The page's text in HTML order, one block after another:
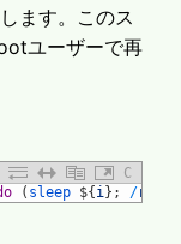
ます。このス
ユーザーで再
C
( sleep ${i} ; /root